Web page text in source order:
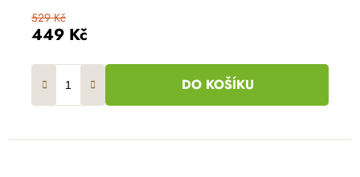
449 Kč
529 Kč
DO KOŠÍKU